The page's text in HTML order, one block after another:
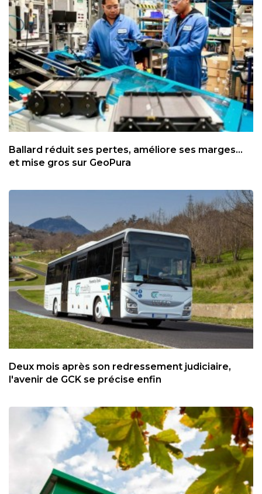
Ballard réduit ses pertes, améliore ses marges...
et mise gros sur GeoPura
Deux mois après son redressement judiciaire,
l'avenir de GCK se précise enfin